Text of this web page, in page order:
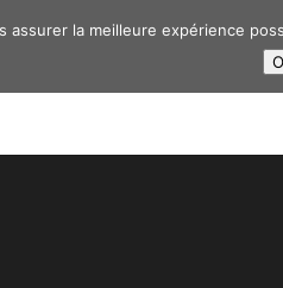
assurer la meilleure expérience